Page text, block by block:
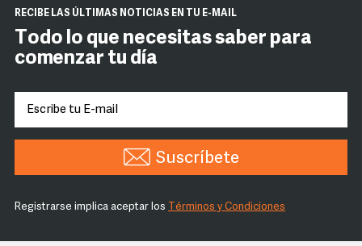
RECIBE LAS ÚLTIMAS NOTICIAS EN TU E-MAIL
Todo lo que necesitas saber para
comenzar tu día
Suscríbete
Registrarse implica aceptar los Términos y Condiciones